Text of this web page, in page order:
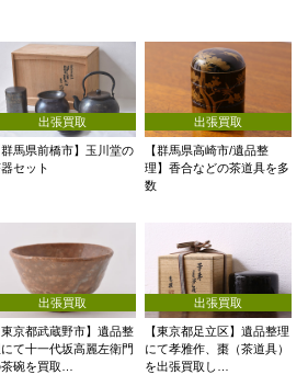
出張買取
群馬県前橋市】玉川堂の
セット
出張買取
【群馬県高崎市/遺品整
理】香合などの茶道具を多
数
出張買取
東京都武蔵野市】遺品整
て十一代坂高麗左衛門
碗を買取…
出張買取
【東京都足立区】遺品整理
にて孝雅作、棗（茶道具）
を出張買取し…